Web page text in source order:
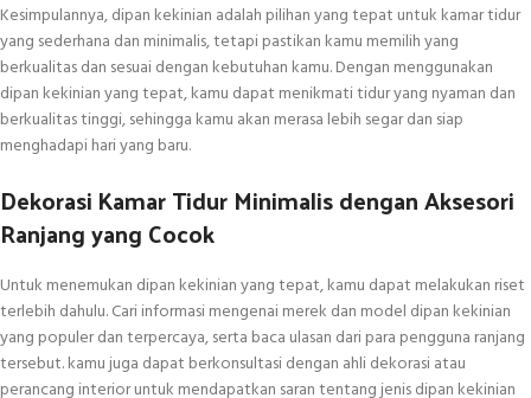
Kesimpulannya, dipan kekinian adalah pilihan yang tepat untuk kamar tidur
yang sederhana dan minimalis, tetapi pastikan kamu memilih yang
berkualitas dan sesuai dengan kebutuhan kamu. Dengan menggunakan
dipan kekinian yang tepat, kamu dapat menikmati tidur yang nyaman dan
berkualitas tinggi, sehingga kamu akan merasa lebih segar dan siap
menghadapi hari yang baru.
Dekorasi Kamar Tidur Minimalis dengan Aksesori
Ranjang yang Cocok
Untuk menemukan dipan kekinian yang tepat, kamu dapat melakukan riset
terlebih dahulu. Cari informasi mengenai merek dan model dipan kekinian
yang populer dan terpercaya, serta baca ulasan dari para pengguna ranjang
tersebut. kamu juga dapat berkonsultasi dengan ahli dekorasi atau
perancang interior untuk mendapatkan saran tentang jenis dipan kekinian